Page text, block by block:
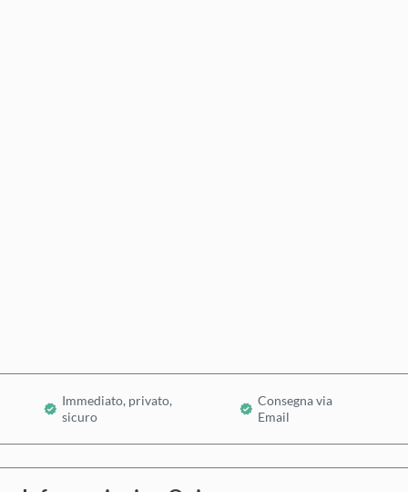
Immediato, privato,
sicuro
Consegna via
Email